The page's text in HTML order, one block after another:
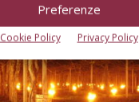
Preferenze
Cookie Policy Privacy Policy